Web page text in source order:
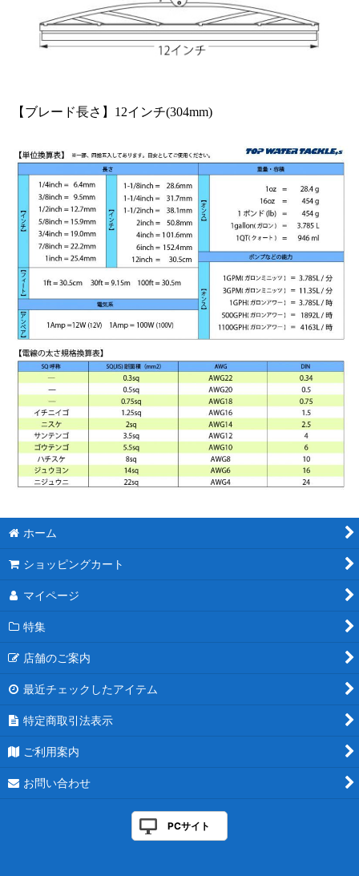
【ブレード長さ】12インチ(304mm)
ホーム
ショッピングカート
マイページ
特集
店舗のご案内
最近チェックしたアイテム
特定商取引法表示
ご利用案内
お問い合わせ
PCサイト